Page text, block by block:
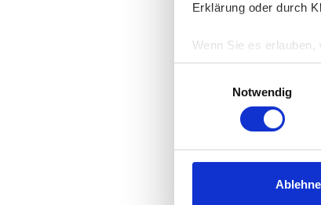
Erklärung oder durch
Wenn Sie es erlauben,
Informationen
Ihr Gerät durch
Erfahren Sie mehr
Einzelheitenfest.
Wir verwenden
und die Zugriffe auf
Notwendig